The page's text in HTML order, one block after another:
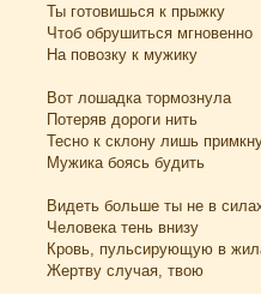
Ты готовишься к прыжку
Чтоб обрушиться мгновенно
На повозку к мужику
Вот лошадка тормознула
Потеряв дороги нить
Тесно к склону лишь
Мужика боясь будить
Видеть больше ты не в
Человека тень внизу
Кровь, пульсирующую в
Жертву случая, твою